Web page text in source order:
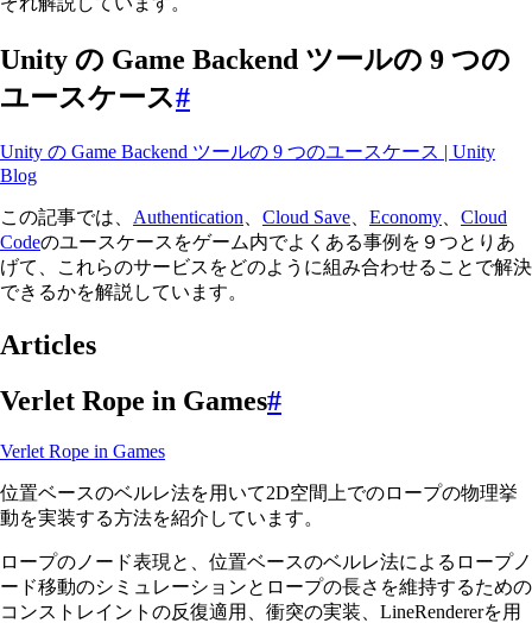
Unity の Game Backend ツールの 9 つの
ユースケース#
Unity の Game Backend ツールの 9 つのユースケース | Unity
Blog
この記事では、 Authentication Cloud Save Economy
Cloud
Codeのユースケースをゲーム内でよくある事例を９つとりあ
げて、これらのサービスをどのように組み合わせることで解決
できるかを解説しています。
Articles
Verlet Rope in Games#
Verlet Rope in Games
位置ベースのベルレ法を用いて2D空間上でのロープの物理挙
動を実装する方法を紹介しています。
ロープのノード表現と、位置ベースのベルレ法によるロープノ
ード移動のシミュレーションとロープの長さを維持するための
コンストレイントの反復適用、衝突の実装、LineRendererを用